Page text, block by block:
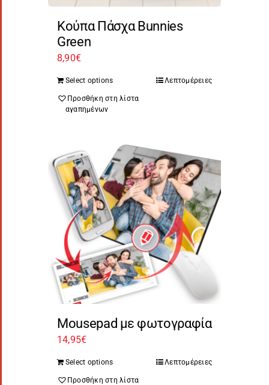
Κούπα Πάσχα Bunnies
Green
8,90€
Select options Λεπτομέρειες
Προσθήκη στη λίστα
αγαπημένων
Mousepad με φωτογραφία
14,95€
Select options Λεπτομέρειες
Προσθήκη στη λίστα